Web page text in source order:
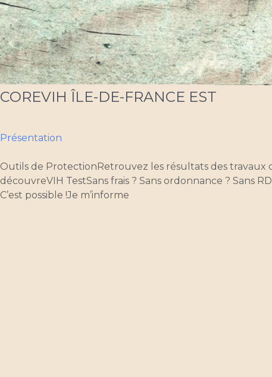
COREVIH ÎLE-DE-FRANCE EST
Présentation
Outils de ProtectionRetrouvez les résultats des travaux
découvreVIH TestSans frais ? Sans ordonnance ? Sans
C’est possible !Je m’informe